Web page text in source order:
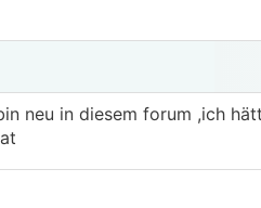
neu in diesem forum ,ich